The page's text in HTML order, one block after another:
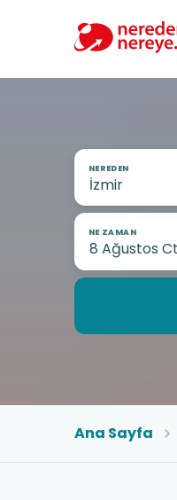
NEREDEN
NE ZAMAN
Ana Sayfa